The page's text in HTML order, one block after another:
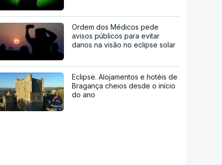
Ordem dos Médicos pede
avisos públicos para evitar
danos na visão no eclipse solar
Eclipse. Alojamentos e hotéis de
Bragança cheios desde o início
do ano